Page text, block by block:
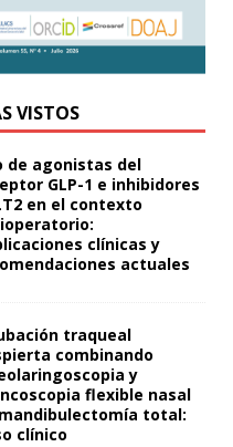
VISTOS
de agonistas del
GLP-1 e inhibidores
en el contexto
clínicas y
actuales
traqueal
combinando
y
flexible nasal
total:
clínico